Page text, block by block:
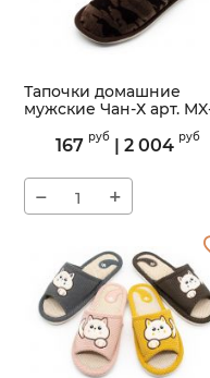
Тапочки домашние
мужские Чан-Х арт.
MX-2
167 руб | 2 004 руб
− +